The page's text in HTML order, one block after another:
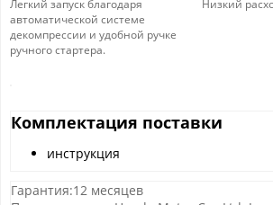
Легкий запуск благодаря
автоматической системе
декомпрессии и удобной ручке
ручного стартера.
Низкий
Комплектация поставки
инструкция
Гарантия:12 месяцев